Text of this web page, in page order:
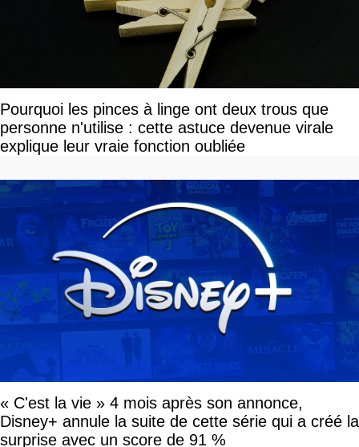
Pourquoi les pinces à linge ont deux trous que
personne n'utilise : cette astuce devenue virale
explique leur vraie fonction oubliée
« C'est la vie » 4 mois après son annonce,
Disney+ annule la suite de cette série qui a créé la
surprise avec un score de 91 %